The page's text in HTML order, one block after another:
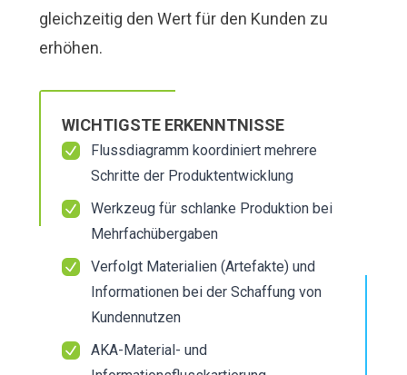
gleichzeitig den Wert für den Kunden zu
erhöhen.
WICHTIGSTE ERKENNTNISSE
Flussdiagramm koordiniert mehrere
Schritte der Produktentwicklung
Werkzeug für schlanke Produktion bei
Mehrfachübergaben
Verfolgt Materialien (Artefakte) und
Informationen bei der Schaffung von
Kundennutzen
AKA-Material- und